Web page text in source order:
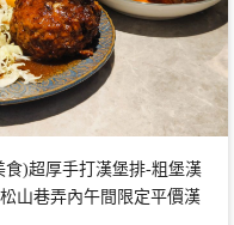
食)超厚手打漢堡排-粗堡漢
山巷弄內午間限定平價漢